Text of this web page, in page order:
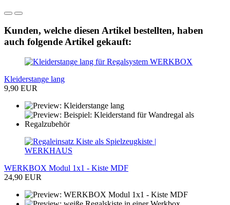
Kunden, welche diesen Artikel bestellten, haben
auch folgende Artikel gekauft:
Kleiderstange lang
9,90 EUR
WERKBOX Modul 1x1 - Kiste MDF
24,90 EUR